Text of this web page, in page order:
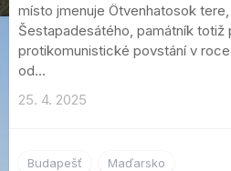
místo jmenuje Ötvenhatosok
Šestapadesátého, památník totiž
protikomunistické povstání v
od...
25. 4. 2025
Budapešť Maďarsko